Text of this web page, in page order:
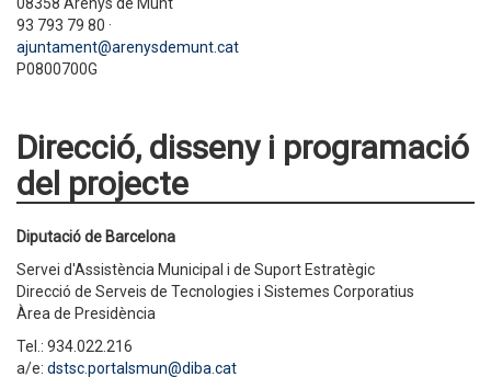
93 793 79 80 ·
ajuntament@arenysdemunt.cat
P0800700G
Direcció, disseny i programació
del projecte
Diputació de Barcelona
Servei d'Assistència Municipal i de Suport Estratègic
Direcció de Serveis de Tecnologies i Sistemes Corporatius
Àrea de Presidència
Tel.: 934.022.216
a/e: dstsc.portalsmun@diba.cat